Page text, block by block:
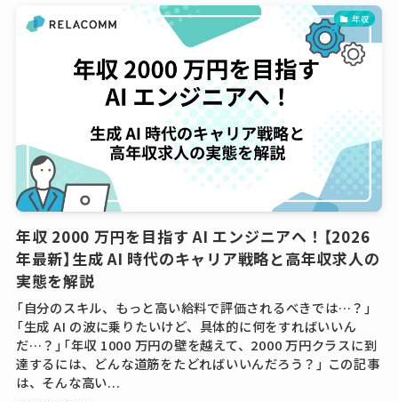
年収
年収 2000 万円を目指す AI エンジニアへ！【2026
年最新】生成 AI 時代のキャリア戦略と高年収求人の
実態を解説
「自分のスキル、もっと高い給料で評価されるべきでは…？」
「生成 AI の波に乗りたいけど、具体的に何をすればいいん
だ…？」「年収 1000 万円の壁を越えて、2000 万円クラスに到
達するには、どんな道筋をたどればいいんだろう？」 この記事
は、そんな高い...